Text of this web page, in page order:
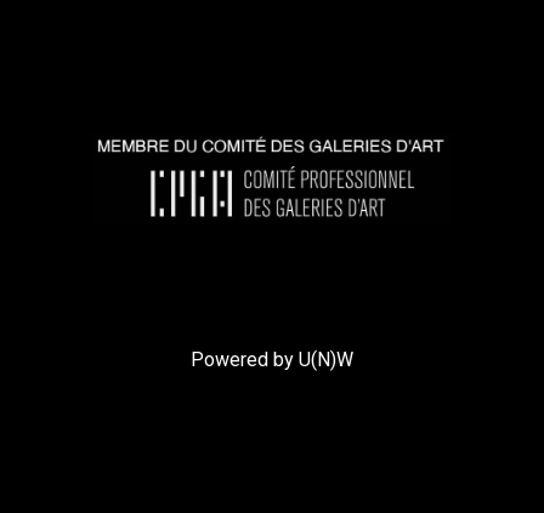
Powered by U(N)W